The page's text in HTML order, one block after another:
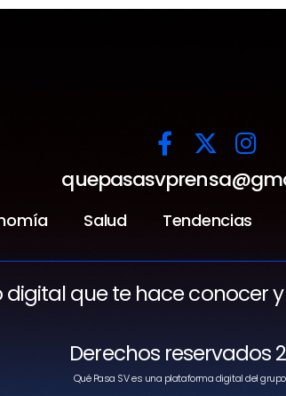
Salud Tendencias
que te hace conocer
Derechos reservados
Qué Pasa SV es una plataforma digital del grupo